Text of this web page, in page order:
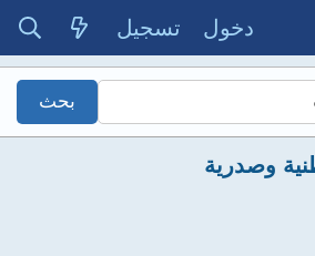
دخول تسجيل
وصدرية